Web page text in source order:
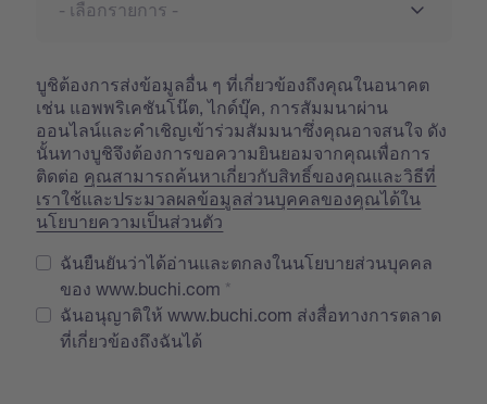
บูชิต้องการส่งข้อมูลอื่น ๆ ที่เกี่ยวข้องถึงคุณในอนาคต
เช่น แอพพริเคชันโน๊ต, ไกด์บุ๊ค, การสัมมนาผ่าน
ออนไลน์และคำเชิญเข้าร่วมสัมมนาซึ่งคุณอาจสนใจ ดัง
นั้นทางบูชิจึงต้องการขอความยินยอมจากคุณเพื่อการ
ติดต่อ คุณสามารถค้นหาเกี่ยวกับสิทธิ์ของคุณและวิธีที่
เราใช้และประมวลผลข้อมูลส่วนบุคคลของคุณได้ใน
นโยบายความเป็นส่วนตัว
ฉันยืนยันว่าได้อ่านและตกลงในนโยบายส่วนบุคคล
ของ www.buchi.com
ฉันอนุญาติให้ www.buchi.com ส่งสื่อทางการตลาด
ที่เกี่ยวข้องถึงฉันได้